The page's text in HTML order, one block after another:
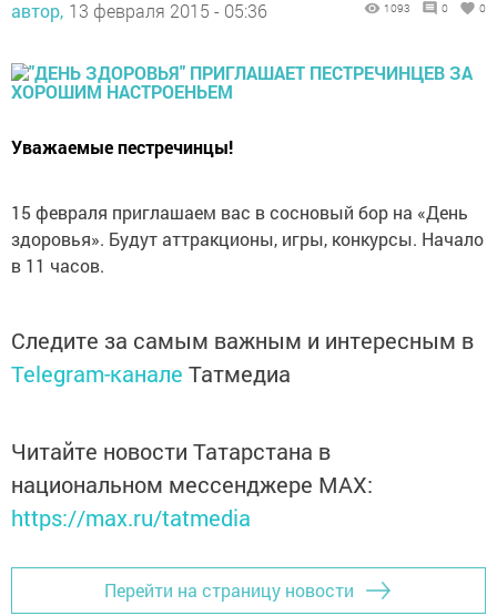
автор, 13 февраля 2015 - 05:36 1093 0 0
Уважаемые пестречинцы!
15 февраля приглашаем вас в сосновый бор на «День
здоровья». Будут аттракционы, игры, конкурсы. Начало
в 11 часов.
Следите за самым важным и интересным в
Telegram-канале Татмедиа
Читайте новости Татарстана в
национальном мессенджере MАХ:
https://max.ru/tatmedia
Перейти на страницу новости